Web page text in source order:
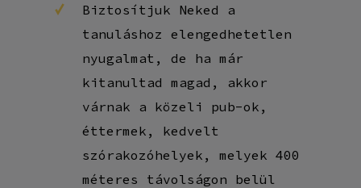
Biztosítjuk Neked a
tanuláshoz elengedhetetlen
nyugalmat, de ha már
kitanultad magad, akkor
várnak a közeli pub-ok,
éttermek, kedvelt
szórakozóhelyek, melyek 400
méteres távolságon belül